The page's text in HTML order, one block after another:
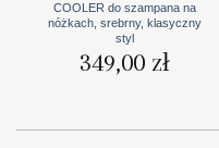
COOLER do szampana na
nóżkach, srebrny, klasyczny
styl
349,00 zł